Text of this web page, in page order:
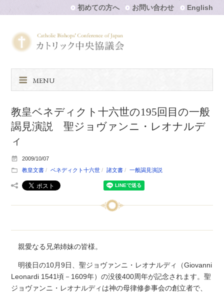
初めての方へ お問い合わせ English
MENU
教皇ベネディクト十六世の195回目の一般
謁見演説 聖ジョヴァンニ・レオナルデ
ィ
2009/10/07
教皇文書
ベネディクト十六世 諸文書 一般謁見演説
親愛なる兄弟姉妹の皆様。
明後日の10月9日、聖ジョヴァンニ・レオナルディ（Giovanni
Leonardi 1541頃－1609年）の没後400周年が記念されます。聖
ジョヴァンニ・レオナルディは神の母律修参事会の創立者で、